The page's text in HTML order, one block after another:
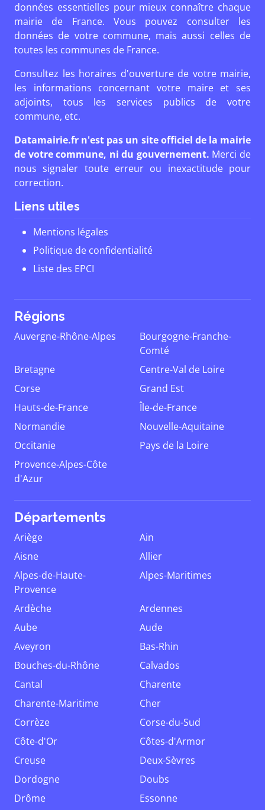
données essentielles pour mieux connaître chaque
mairie de France. Vous pouvez consulter les
données de votre commune, mais aussi celles de
toutes les communes de France.
Consultez les horaires d'ouverture de votre mairie,
les informations concernant votre maire et ses
adjoints, tous les services publics de votre
commune, etc.
Datamairie.fr n'est pas un site officiel de la mairie
de votre commune, ni du gouvernement. Merci de
nous signaler toute erreur ou inexactitude pour
correction.
Liens utiles
Mentions légales
Politique de confidentialité
Liste des EPCI
Régions
Auvergne-Rhône-Alpes
Bourgogne-Franche-
Comté
Bretagne
Centre-Val de Loire
Corse
Grand Est
Hauts-de-France
Île-de-France
Normandie
Nouvelle-Aquitaine
Occitanie
Pays de la Loire
Provence-Alpes-Côte
d'Azur
Départements
Ariège
Ain
Aisne
Allier
Alpes-de-Haute-
Provence
Alpes-Maritimes
Ardèche
Ardennes
Aube
Aude
Aveyron
Bas-Rhin
Bouches-du-Rhône
Calvados
Cantal
Charente
Charente-Maritime
Cher
Corrèze
Corse-du-Sud
Côte-d'Or
Côtes-d'Armor
Creuse
Deux-Sèvres
Dordogne
Doubs
Drôme
Essonne